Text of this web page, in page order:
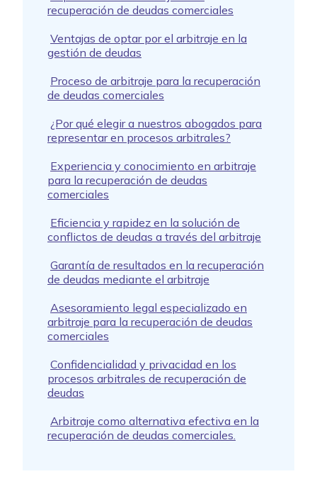
recuperación de deudas comerciales
Ventajas de optar por el arbitraje en la
gestión de deudas
Proceso de arbitraje para la recuperación
de deudas comerciales
¿Por qué elegir a nuestros abogados para
representar en procesos arbitrales?
Experiencia y conocimiento en arbitraje
para la recuperación de deudas
comerciales
Eficiencia y rapidez en la solución de
conflictos de deudas a través del arbitraje
Garantía de resultados en la recuperación
de deudas mediante el arbitraje
Asesoramiento legal especializado en
arbitraje para la recuperación de deudas
comerciales
Confidencialidad y privacidad en los
procesos arbitrales de recuperación de
deudas
Arbitraje como alternativa efectiva en la
recuperación de deudas comerciales.